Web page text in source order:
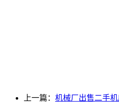
上一篇： 机械厂出售二手